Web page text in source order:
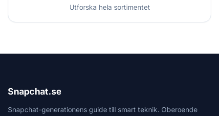
Utforska hela sortimentet
Snapchat.se
Snapchat-generationens guide till smart teknik. Oberoende